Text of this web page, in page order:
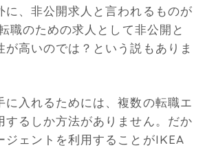
に、非公開求人と言われるものが
職のための求人として非公開と
が高いのでは？という説もありま
に入れるためには、複数の転職エ
するしか方法がありません。だか
ジェントを利用することがIKEA